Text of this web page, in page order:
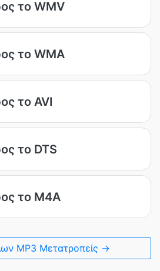
το WMV
το WMA
το AVI
το DTS
το M4A
MP3 Μετατροπείς →